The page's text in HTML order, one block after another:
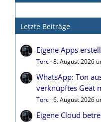
Letzte Beiträge
Eigene Apps
Torc 8. August 2026
WhatsApp: Ton
verknüpftes Geät
Torc 6. August 2026
Eigene Cloud